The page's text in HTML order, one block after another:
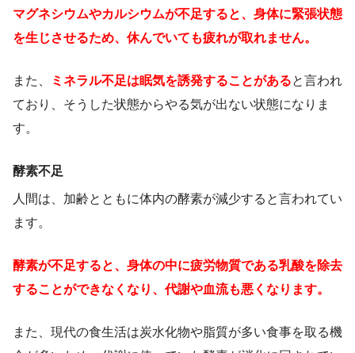
マグネシウムやカルシウムが不足すると、身体に緊張状態
を生じさせるため、休んでいても疲れが取れません。
また、 ミネラル不足は眠気を誘発することがあると言われ
ており、そうした状態からやる気が出ない状態になりま
す。
酵素不足
人間は、加齢とともに体内の酵素が減少すると言われてい
ます。
酵素が不足すると、身体の中に疲労物質である乳酸を除去
することができなくなり、代謝や血流も悪くなります。
また、現代の食生活は炭水化物や脂質が多い食事を取る機